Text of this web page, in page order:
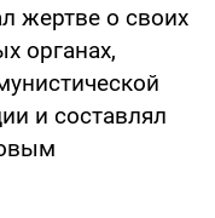
жертве о своих
органах,
и составлял